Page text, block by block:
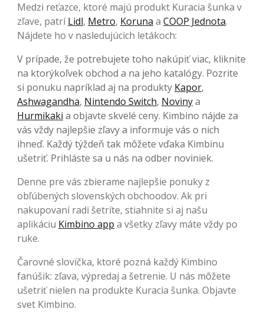
Medzi reťazce, ktoré majú produkt Kuracia šunka v
zľave, patríLidl, Metro, Koruna a COOP Jednota.
Nájdete ho v nasledujúcich letákoch:
V prípade, že potrebujete toho nakúpiť viac, kliknite
na ktorýkoľvek obchod a na jeho katalógy. Pozrite
si ponuku napríklad aj na produkty Kapor,
Ashwagandha, Nintendo Switch, Novinya
Hurmikaki a objavte skvelé ceny. Kimbino nájde za
vás vždy najlepšie zľavy a informuje vás o nich
ihneď. Každý týždeň tak môžete vďaka Kimbinu
ušetriť. Prihláste sa u nás na odber noviniek.
Denne pre vás zbierame najlepšie ponuky z
obľúbených slovenských obchoodov. Ak pri
nakupovaní radi šetríte, stiahnite si aj našu
aplikáciu Kimbino app a všetky zľavy máte vždy po
ruke.
Čarovné slovíčka, ktoré pozná každý Kimbino
fanúšik: zľava, výpredaj a šetrenie. U nás môžete
ušetriť nielen na produkte Kuracia šunka. Objavte
svet Kimbino.